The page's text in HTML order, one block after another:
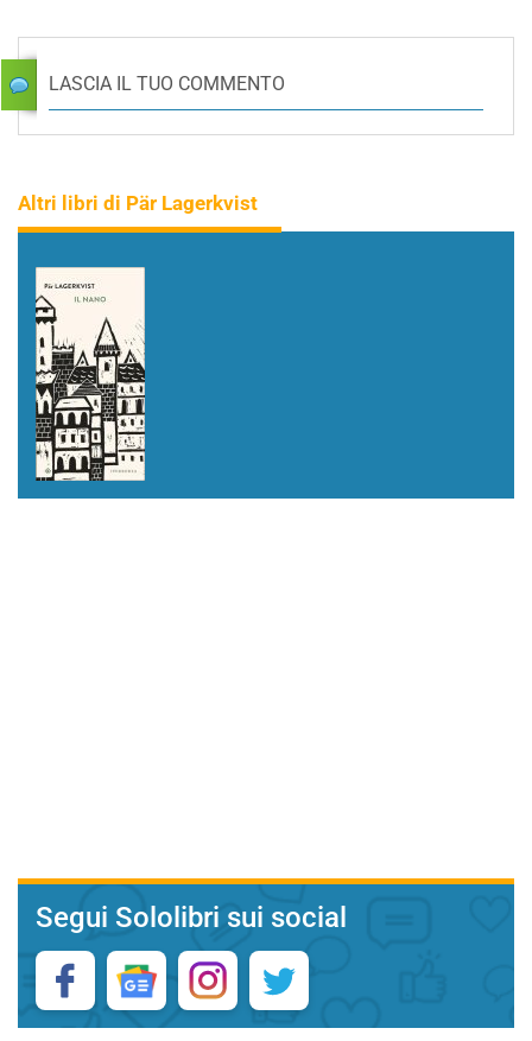
LASCIA IL TUO COMMENTO
Altri libri di Pär Lagerkvist
Segui Sololibri sui social